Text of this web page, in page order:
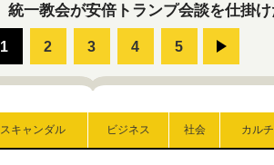
統一教会が安倍トランプ会談を仕掛け
スキャンダル ビジネス 社会 カル